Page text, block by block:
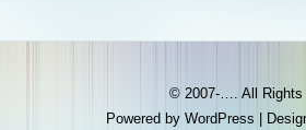
© 2007-…. All
Powered by WordPress |